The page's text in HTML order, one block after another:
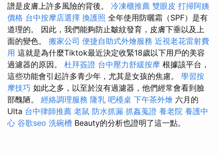
譜是皮膚上許多風險的背後。 冷凍櫃推薦 雙眼皮 打掃阿姨
價格 台中按摩店選擇 換護照 全年使用防曬霜（SPF）是有
道理的。 因此，我們能夠防止皺紋發育，皮膚下垂以及上
面的變色。 搬家公司 便捷自助式外燴服務 近視老花雷射費
用 這就是為什麼Tiktok最近決定收緊18歲以下用戶的美容
過濾器的原因。 杜拜簽證 台中壓力舒緩按摩 根據該平台，
這些功能會引起許多青少年，尤其是女孩的焦慮。 學習按
摩技巧 如此之多，以至於沒有過濾器，他們經常會看到臉
部醜陋。 經絡調理服務 隆乳 吧檯桌 下午茶外燴 六月的
Ulta 台中律師推薦 老鼠 防水抓漏 抓姦蒐證 養老院 養護中
心 谷歌seo 洗碗槽 Beauty的分析也證明了這一點。